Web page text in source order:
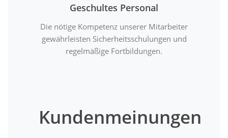
Geschultes Personal
Die nötige Kompetenz unserer Mitarbeiter
gewährleisten Sicherheitsschulungen und
regelmäßige Fortbildungen.
Kundenmeinungen